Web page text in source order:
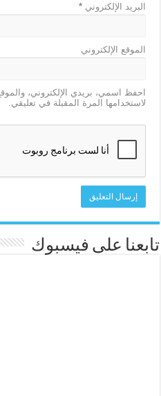
البريد الإلكتروني*
الموقع الإلكتروني
احفظ اسمي، بريدي الإلكتروني،
لاستخدامها المرة المقبلة في تعليقي.
تابعنا على فيسبوك